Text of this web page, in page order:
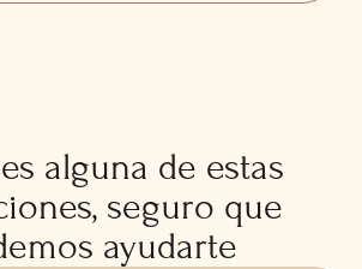
alguna de estas
seguro que
ayudarte